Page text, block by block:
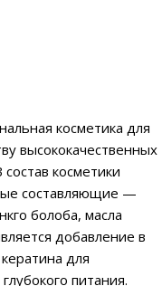
косметика для
высококачественных
косметики
составляющие —
болоба, масла
добавление в
для
питания.